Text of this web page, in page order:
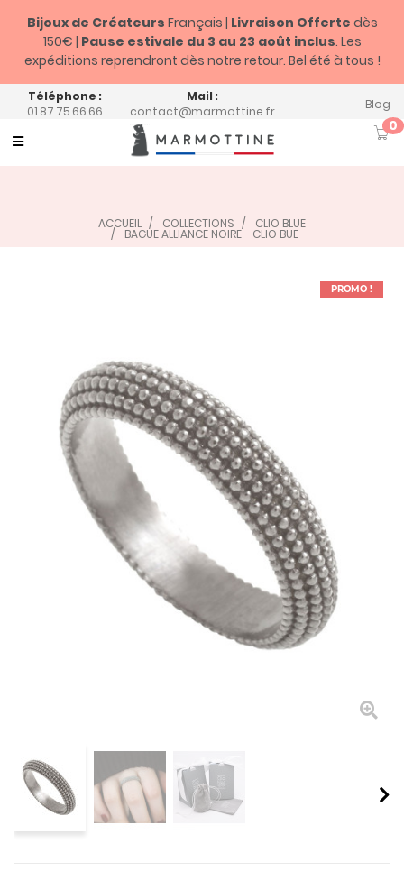
Bijoux de Créateurs Français | Livraison Offerte dès
150€ | Pause estivale du 3 au 23 août inclus. Les
expéditions reprendront dès notre retour. Bel été à tous !
Téléphone :
01.87.75.66.66
Mail :
contact@marmottine.fr
Blog
0
Toggle
ACCUEIL COLLECTIONS CLIO BLUE
BAGUE ALLIANCE NOIRE - CLIO BUE
PROMO !